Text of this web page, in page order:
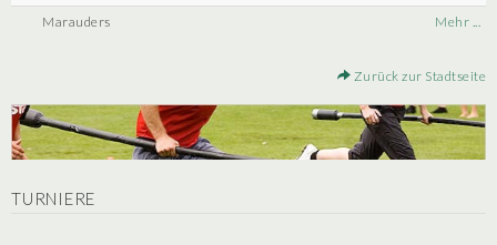
Marauders
Mehr ...
Zurück zur Stadtseite
TURNIERE